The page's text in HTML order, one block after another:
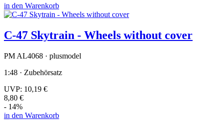
in den Warenkorb
C-47 Skytrain - Wheels without cover
PM AL4068 · plusmodel
1:48 · Zubehörsatz
UVP: 10,19 €
8,80 €
- 14%
in den Warenkorb